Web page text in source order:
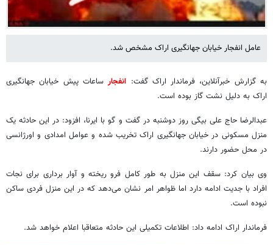
عامل انفجار خیابان جهانگیری اراک مشخص شد.
به گزارش خبرآنلاین، فرماندار اراک گفت: انفجارساعات پیش خیابان جهانگیری
اراک به دلیل نشت گاز بوده است.
عبدالرضا حاج علی بیگی روز دوشنبه در گفت و گو با ایرنا، افزود: در این حادثه یک
منزل مسکونی در خیابان جهانگیری اراک تخریب شده و عوامل امدادی و اورژانسی
در محل حضور دارند.
وی بیان کرد: سقف این منزل به طور کامل فرو ریخته و آوار برداری برای نجات
افراد با جدیت ادامه دارد اما ظواهر امر نشان می‌دهد که در این منزل فردی ساکن
نبوده است.
فرماندار اراک ادامه داد: اطلاعات تکمیلی این حادثه متعاقبا اعلام خواهد شد.